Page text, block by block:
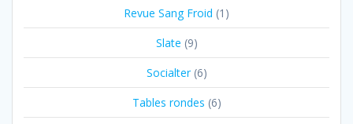
Revue Sang Froid (1)
Slate (9)
Socialter(6)
Tables rondes (6)